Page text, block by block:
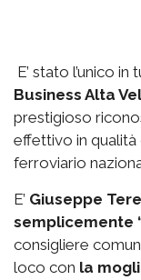
E’ stato l’unico in
Business Alta
prestigioso
effettivo in
ferroviario
E’ Giuseppe
semplicemente
consigliere
loco con la